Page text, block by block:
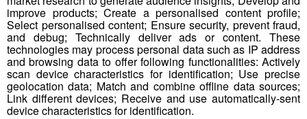
différents salariés, et d'y remédier. Au mois de juin 2022,
les collaborateurs ont donné une note globale de 8 sur
10 à la qualité de vie au travail au sein du Groupe Mont
Blanc Médias.
ODD numéro 4 : Education de qualité
improve products; Create a personalised content profile;
Select personalised content; Ensure security, prevent fraud,
and debug; Technically deliver ads or content. These
technologies may process personal data such as IP address
and browsing data to offer following functionalities: Actively
scan device characteristics for identification; Use precise
geolocation data; Match and combine offline data sources;
Link different devices; Receive and use automatically-sent
device characteristics for identification.